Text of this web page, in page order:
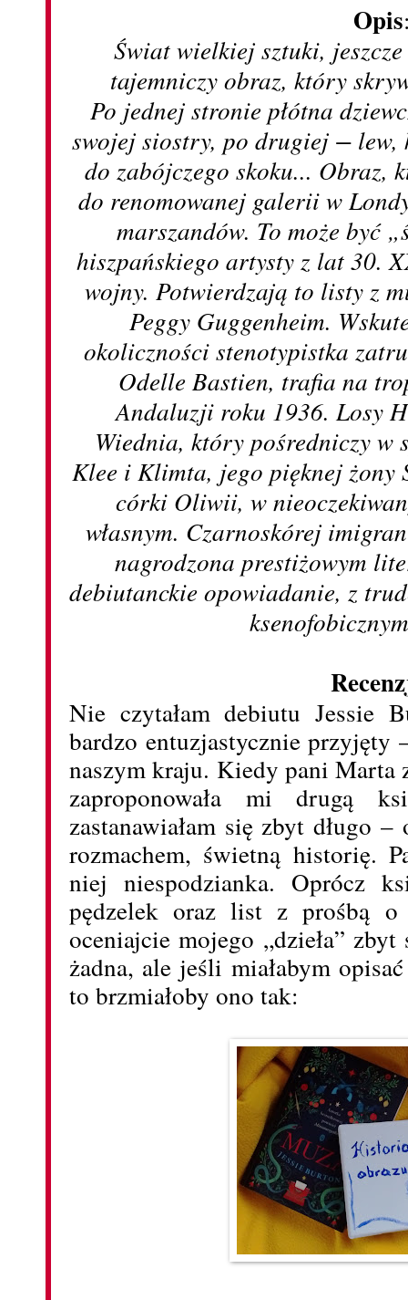
Opis
Świat wielkiej sztuki,
tajemniczy obraz, który
Po jednej stronie płótna
swojej siostry, po drugiej − lew,
do zabójczego skoku... Obraz,
do renomowanej galerii w
marszandów. To może być
hiszpańskiego artysty z lat 30.
wojny. Potwierdzają to listy z
Peggy Guggenheim.
okoliczności stenotypistka
Odelle Bastien, trafia na
Andaluzji roku 1936. Losy
Wiednia, który pośredniczy w
Klee i Klimta, jego pięknej
córki Oliwii, w
własnym. Czarnoskórej
nagrodzona prestiżowym
debiutanckie opowiadanie, z
Nie czytałam debiutu Jessie
bardzo entuzjastycznie
naszym kraju. Kiedy pani
zaproponowała mi drugą
zastanawiałam się zbyt długo
rozmachem, świetną historię.
niej niespodzianka. Oprócz
pędzelek oraz list z prośbą o
oceniajcie mojego „dzieła”
żadna, ale jeśli miałabym
to brzmiałoby ono tak: